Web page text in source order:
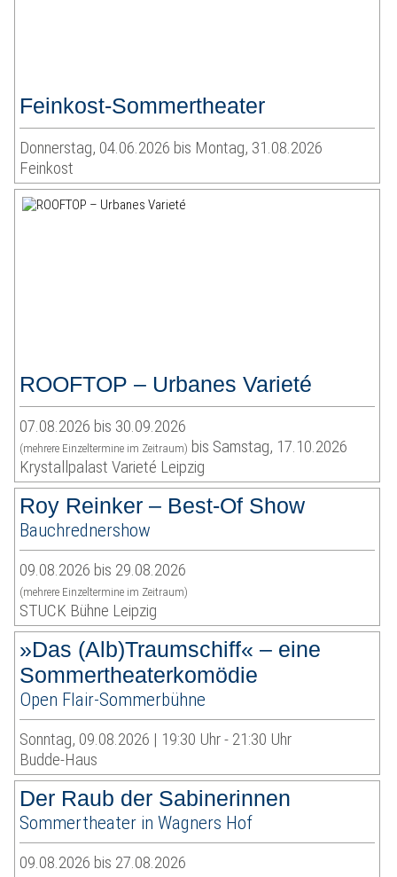
Feinkost-Sommertheater
Donnerstag, 04.06.2026 bis Montag, 31.08.2026
Feinkost
ROOFTOP – Urbanes Varieté
07.08.2026 bis 30.09.2026
(mehrere Einzeltermine im Zeitraum) bis Samstag, 17.10.2026
Krystallpalast Varieté Leipzig
Roy Reinker – Best-Of Show
Bauchrednershow
09.08.2026 bis 29.08.2026
(mehrere Einzeltermine im Zeitraum)
STUCK Bühne Leipzig
»Das (Alb)Traumschiff« – eine
Sommertheaterkomödie
Open Flair-Sommerbühne
Sonntag, 09.08.2026 | 19:30 Uhr - 21:30 Uhr
Budde-Haus
Der Raub der Sabinerinnen
Sommertheater in Wagners Hof
09.08.2026 bis 27.08.2026